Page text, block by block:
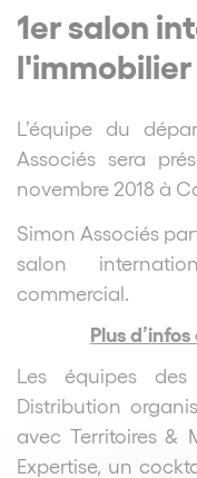
1er salon
L’équipe du
Associés sera
novembre 2018 à
Simon Associés
salon
commercial.
Plus
Les équipes
Distribution
avec Territoires &
Expertise, un